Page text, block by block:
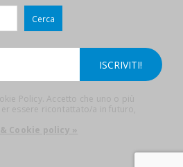
Cerca
Policy. Accetto che uno o più
essere ricontattato/a in futuro,
Cookie policy »